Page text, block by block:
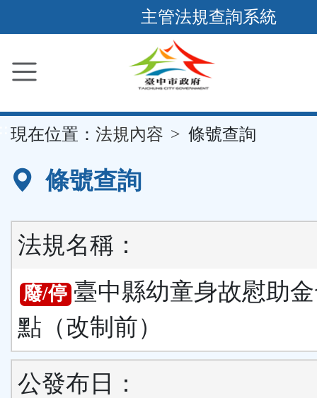
到
要
容
區
主管法規查詢系統
現在位置： 法規內容 條號查詢
條號查詢
法規名稱：
廢/停 臺中縣幼童身故慰助
點（改制前）
公發布日：